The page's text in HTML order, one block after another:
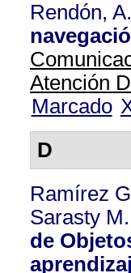
Rendón, A.
Atención
Marcado
D
Ramírez
Sarasty M.
de